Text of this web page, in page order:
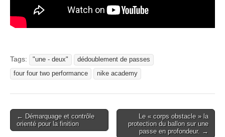
Tags: "une - deux"
dédoublement de passes
four four two performance
nike academy
Post
navigation
← Démarquage et contrôle
orienté pour la finition
Le « corps obstacle » la
protection du ballon sur une
passe en profondeur. →